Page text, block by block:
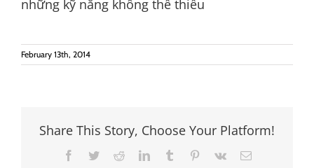
những kỹ năng không thể thiếu
February 13th, 2014
Share This Story, Choose Your Platform!
Facebook
TwitterRedditLinkedInTumblr Pinterest
Vk Email